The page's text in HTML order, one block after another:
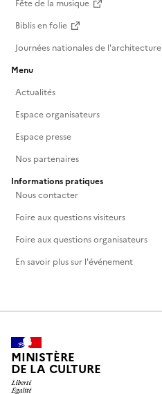
Fête de la musique
Biblis en folie
Journées nationales de l'architecture
Menu
Actualités
Espace organisateurs
Espace presse
Nos partenaires
Informations pratiques
Nous contacter
Foire aux questions visiteurs
Foire aux questions organisateurs
En savoir plus sur l'événement
MINISTÈRE
DE LA CULTURE